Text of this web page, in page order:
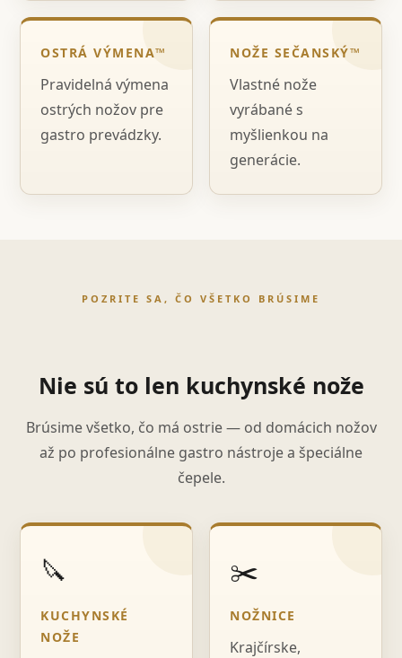
OSTRÁ VÝMENA™
Pravidelná výmena
ostrých nožov pre
gastro prevádzky.
NOŽE SEČANSKÝ™
Vlastné nože
vyrábané s
myšlienkou na
generácie.
POZRITE SA, ČO VŠETKO BRÚSIME
Nie sú to len kuchynské nože
Brúsime všetko, čo má ostrie — od domácich nožov
až po profesionálne gastro nástroje a špeciálne
čepele.
🔪
KUCHYNSKÉ
NOŽE
✂️
NOŽNICE
Krajčírske,